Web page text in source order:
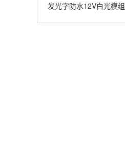
发光字防水12V白光模组